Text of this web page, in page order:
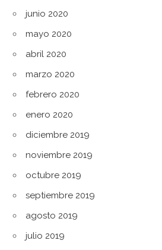
junio 2020
mayo 2020
abril 2020
marzo 2020
febrero 2020
enero 2020
diciembre 2019
noviembre 2019
octubre 2019
septiembre 2019
agosto 2019
julio 2019